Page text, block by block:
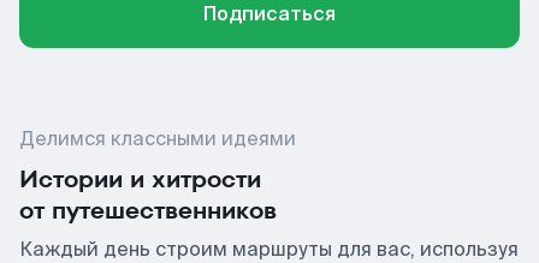
Подписаться
Делимся классными идеями
Истории и хитрости
от путешественников
Каждый день строим маршруты для вас, используя